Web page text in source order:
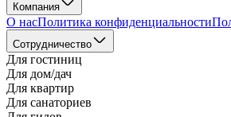
Компания
О насПолитика конфиденциальности
Cотрудничество
Для гостиниц
Для дом/дач
Для квартир
Для санаториев